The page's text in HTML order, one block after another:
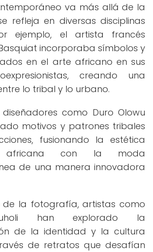
va más allá de la
refleja en diversas disciplinas
ejemplo, el artista francés
incorporaba símbolos y
en el arte africano en sus
creando una
lo tribal y lo urbano.
como Duro Olowu
motivos y patrones tribales
fusionando la estética
africana con la moda
de una manera innovadora
de la fotografía, artistas como
han explorado la
de la identidad y la cultura
de retratos que desafían